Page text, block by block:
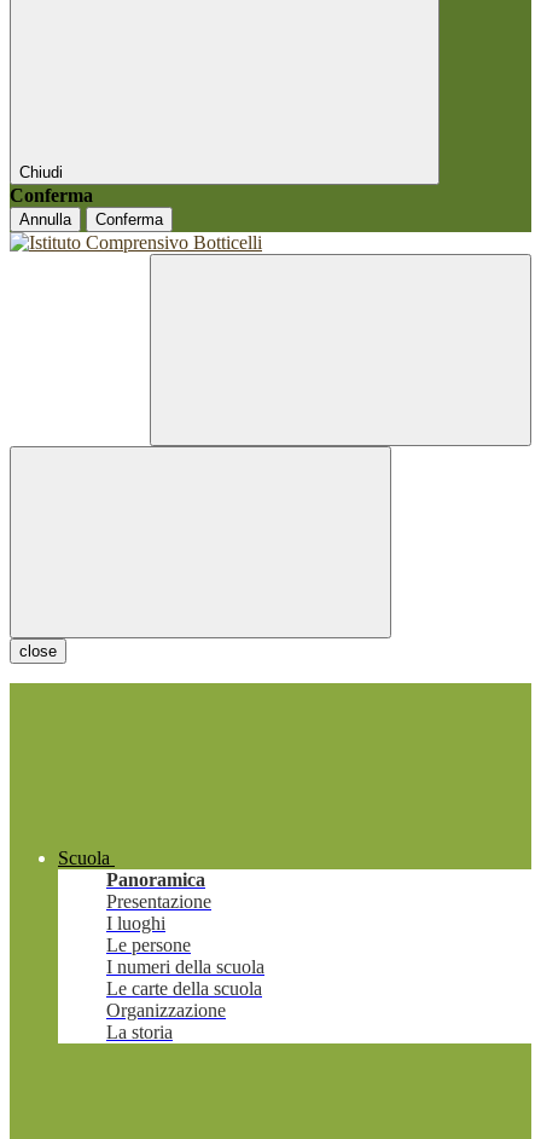
Chiudi
Conferma
Annulla Conferma
close
Scuola
Panoramica
Presentazione
I luoghi
Le persone
I numeri della scuola
Le carte della scuola
Organizzazione
La storia